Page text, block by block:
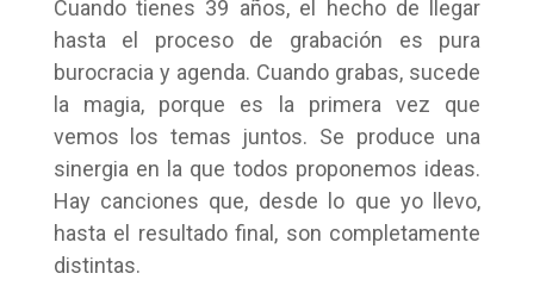
Cuando tienes 39 años, el hecho de llegar
hasta el proceso de grabación es pura
burocracia y agenda. Cuando grabas, sucede
la magia, porque es la primera vez que
vemos los temas juntos. Se produce una
sinergia en la que todos proponemos ideas.
Hay canciones que, desde lo que yo llevo,
hasta el resultado final, son completamente
distintas.